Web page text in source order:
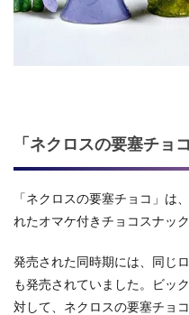
「ネクロスの要塞チョ
「ネクロスの要塞チョコ」は
れたオマケ付きチョコスナッ
発売された同時期には、同じ
も発売されていました。ビッ
対して、ネクロスの要塞チョ